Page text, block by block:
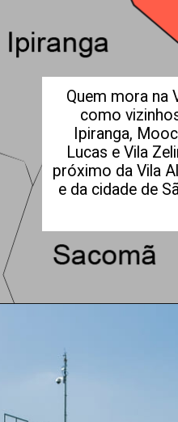
Quem mora na
como
Ipiranga,
Lucas e Vila
próximo da Vila
e da cidade de